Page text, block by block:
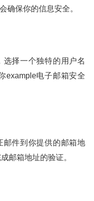
确保你的信息安全。
选择一个独特的用户名
example电子邮箱安全
邮件到你提供的邮箱地
邮箱地址的验证。